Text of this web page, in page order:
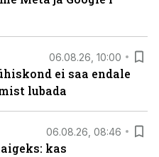
06.08.26, 10:00
ei saa endale
lubada
06.08.26, 08:46
kas